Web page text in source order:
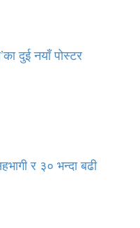
दुई नयाँ पोस्टर
र ३० भन्दा बढी